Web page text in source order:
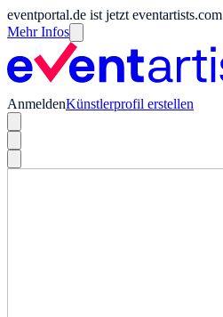
eventportal.de ist jetzt eventartists.com
Mehr Infos
AnmeldenKünstlerprofil erstellen